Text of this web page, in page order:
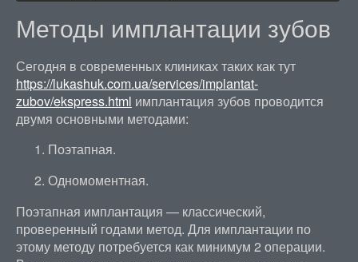
Методы имплантации зубов
Сегодня в современных клиниках таких как тут
https://lukashuk.com.ua/services/implantat-
zubov/ekspress.html имплантация зубов проводится
двумя основными методами:
Поэтапная.
Одномоментная.
Поэтапная имплантация — классический,
проверенный годами метод. Для имплантации по
этому методу потребуется как минимум 2 операции.